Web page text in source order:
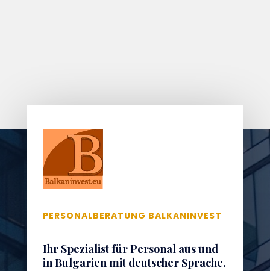
PERSONALBERATUNG BALKANINVEST
Ihr Spezialist für Personal aus und
in Bulgarien mit deutscher Sprache.